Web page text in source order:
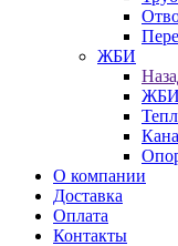
ЖБИ
ЖБИ
О компании
Доставка
Оплата
Контакты